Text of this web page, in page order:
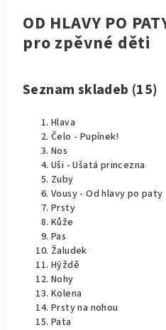
OD HLAVY PO
pro zpěvné děti
Seznam skladeb (15)
Hlava
Čelo - Pupínek!
Nos
Uši - Ušatá princezna
Zuby
Vousy - Od hlavy po paty
Prsty
Kůže
Pas
Žaludek
Hýždě
Nohy
Kolena
Prsty na nohou
Pata